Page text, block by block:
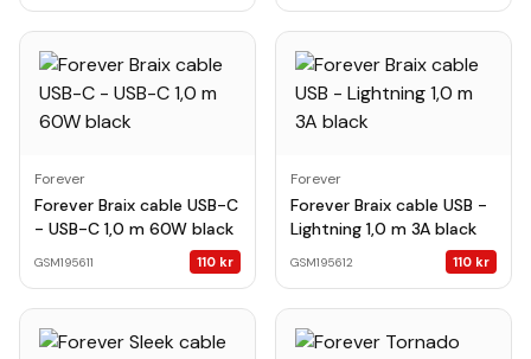
Forever
Forever Braix cable USB-C
- USB-C 1,0 m 60W black
GSM195611 110 kr
Forever
Forever Braix cable USB -
Lightning 1,0 m 3A black
GSM195612 110 kr